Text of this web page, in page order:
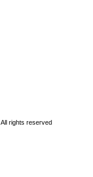
rights reserved